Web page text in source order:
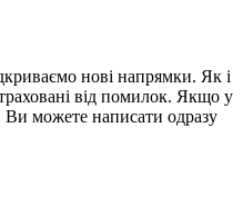
нові напрямки. Як і
від помилок. Якщо у
можете написати одразу